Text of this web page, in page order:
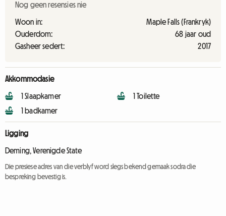
Nog geen resensies nie
Woon in:
Maple Falls (Frankryk)
Ouderdom:
68 jaar oud
Gasheer sedert:
2017
Akkommodasie
1 Slaapkamer
1 badkamer
1 Toilette
Ligging
Deming, Verenigde State
Die presiese adres van die verblyf word slegs bekend gemaak sodra die
bespreking bevestig is.